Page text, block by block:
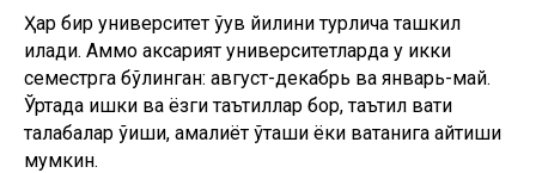
Ҳар бир университет ўқув йилини турлича ташкил
қилади. Аммо аксарият университетларда у икки
семестрга бўлинган: август-декабрь ва январь-май.
Ўртада қишки ва ёзги таътиллар бор, таътил вақти
талабалар ўқиши, амалиёт ўташи ёки ватанига қайтиши
мумкин.